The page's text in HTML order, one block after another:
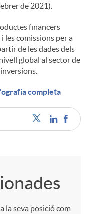
de 2021).
financers
les comissions per a
de les dades dels
global al sector de
completa
la seva posició com